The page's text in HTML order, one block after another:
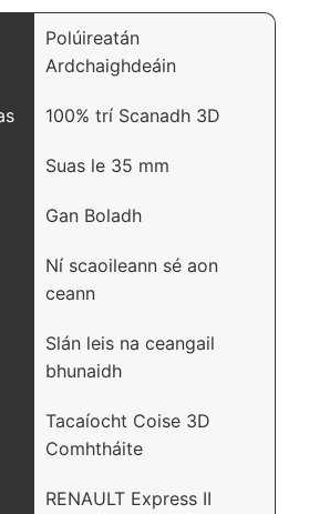
Polúireatán
Ardchaighdeáin
100% trí Scanadh 3D
Suas le 35 mm
Gan Boladh
Ní scaoileann sé aon
ceann
Slán leis na ceangail
bhunaidh
Tacaíocht Coise 3D
Comhtháite
RENAULT Express II